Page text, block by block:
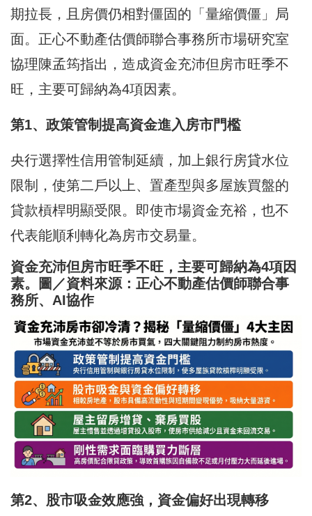
期拉長，且房價仍相對僵固的「量縮價僵」局
面。正心不動產估價師聯合事務所市場研究室
協理陳孟筠指出，造成資金充沛但房市旺季不
旺，主要可歸納為4項因素。
第1、政策管制提高資金進入房市門檻
央行選擇性信用管制延續，加上銀行房貸水位
限制，使第二戶以上、置產型與多屋族買盤的
貸款槓桿明顯受限。即使市場資金充裕，也不
代表能順利轉化為房市交易量。
資金充沛但房市旺季不旺，主要可歸納為4項因
素。圖／資料來源：正心不動產估價師聯合事
務所、AI協作
第2、股市吸金效應強，資金偏好出現轉移